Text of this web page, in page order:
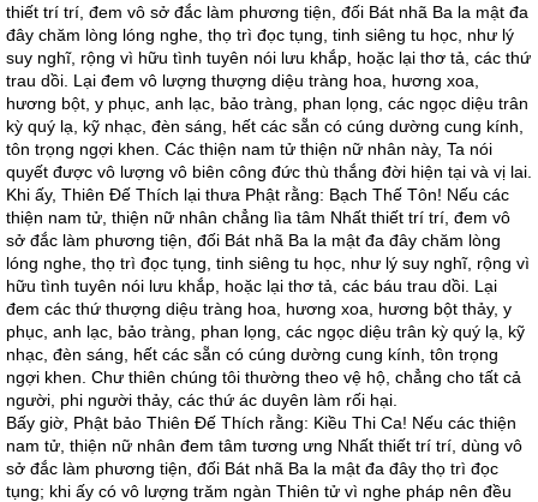
thiết trí trí, đem vô sở đắc làm phương tiện, đối Bát nhã Ba la mật đa
đây chăm lòng lóng nghe, thọ trì đọc tụng, tinh siêng tu học, như lý
suy nghĩ, rộng vì hữu tình tuyên nói lưu khắp, hoặc lại thơ tả, các thứ
trau dồi. Lại đem vô lượng thượng diệu tràng hoa, hương xoa,
hương bột, y phục, anh lạc, bảo tràng, phan lọng, các ngọc diệu trân
kỳ quý lạ, kỹ nhạc, đèn sáng, hết các sẵn có cúng dường cung kính,
tôn trọng ngợi khen. Các thiện nam tử thiện nữ nhân này, Ta nói
quyết được vô lượng vô biên công đức thù thắng đời hiện tại và vị lai.
Khi ấy, Thiên Đế Thích lại thưa Phật rằng: Bạch Thế Tôn! Nếu các
thiện nam tử, thiện nữ nhân chẳng lìa tâm Nhất thiết trí trí, đem vô
sở đắc làm phương tiện, đối Bát nhã Ba la mật đa đây chăm lòng
lóng nghe, thọ trì đọc tụng, tinh siêng tu học, như lý suy nghĩ, rộng vì
hữu tình tuyên nói lưu khắp, hoặc lại thơ tả, các báu trau dồi. Lại
đem các thứ thượng diệu tràng hoa, hương xoa, hương bột thảy, y
phục, anh lạc, bảo tràng, phan lọng, các ngọc diệu trân kỳ quý lạ, kỹ
nhạc, đèn sáng, hết các sẵn có cúng dường cung kính, tôn trọng
ngợi khen. Chư thiên chúng tôi thường theo vệ hộ, chẳng cho tất cả
người, phi người thảy, các thứ ác duyên làm rối hại.
Bấy giờ, Phật bảo Thiên Đế Thích rằng: Kiều Thi Ca! Nếu các thiện
nam tử, thiện nữ nhân đem tâm tương ưng Nhất thiết trí trí, dùng vô
sở đắc làm phương tiện, đối Bát nhã Ba la mật đa đây thọ trì đọc
tụng; khi ấy có vô lượng trăm ngàn Thiên tử vì nghe pháp nên đều